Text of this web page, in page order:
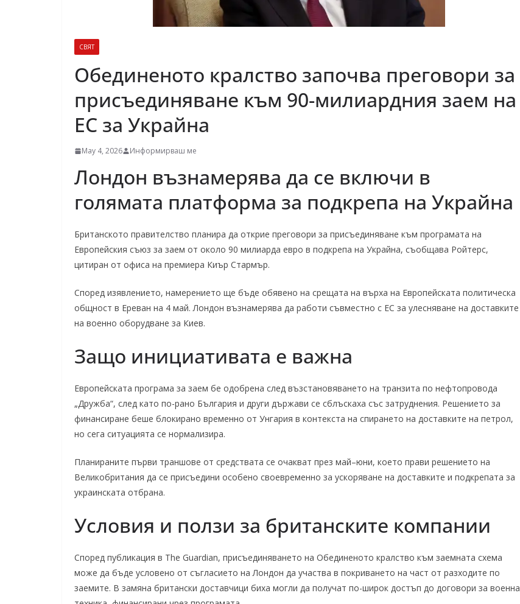
СВЯТ
Обединеното кралство започва преговори за
присъединяване към 90-милиардния заем на
ЕС за Украйна
May 4, 2026 Информирваш ме
Лондон възнамерява да се включи в
голямата платформа за подкрепа на Украйна
Британското правителство планира да открие преговори за присъединяване към програмата на
Европейския съюз за заем от около 90 милиарда евро в подкрепа на Украйна, съобщава Ройтерс,
цитиран от офиса на премиера Киър Стармър.
Според изявлението, намерението ще бъде обявено на срещата на върха на Европейската политическа
общност в Ереван на 4 май. Лондон възнамерява да работи съвместно с ЕС за улесняване на доставките
на военно оборудване за Киев.
Защо инициативата е важна
Европейската програма за заем бе одобрена след възстановяването на транзита по нефтопровода
„Дружба“, след като по-рано България и други държави се сблъскаха със затруднения. Решението за
финансиране беше блокирано временно от Унгария в контекста на спирането на доставките на петрол,
но сега ситуацията се нормализира.
Планираните първи траншове от средствата се очакват през май–юни, което прави решението на
Великобритания да се присъедини особено своевременно за ускоряване на доставките и подкрепата за
украинската отбрана.
Условия и ползи за британските компании
Според публикация в The Guardian, присъединяването на Обединеното кралство към заемната схема
може да бъде условено от съгласието на Лондон да участва в покриването на част от разходите по
заемите. В замяна британски доставчици биха могли да получат по-широк достъп до договори за военна